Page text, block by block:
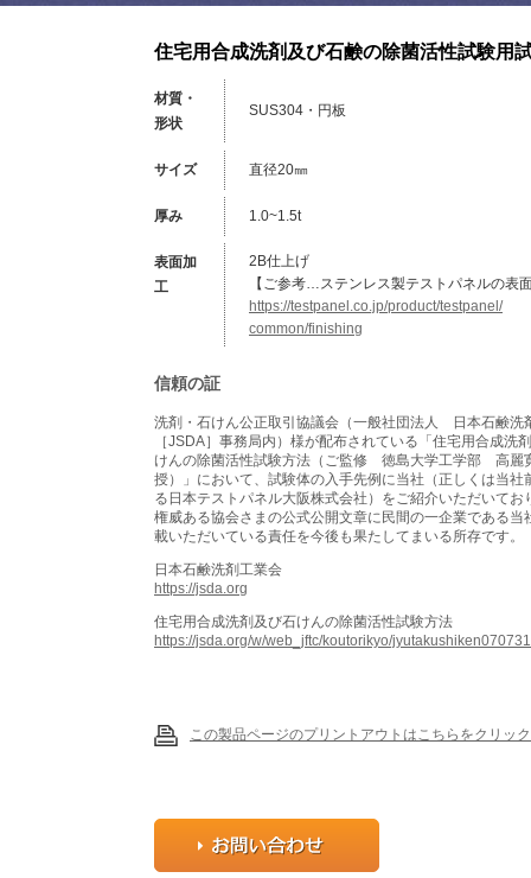
住宅用合成洗剤及び石鹸の除菌活性試験用
材質・
形状
SUS304・円板
サイズ 直径20㎜
厚み 1.0~1.5t
表面加
工
2B仕上げ
【ご参考…ステンレス製テストパネルの表
https://testpanel.co.jp/product/testpanel/
common/finishing
信頼の証
洗剤・石けん公正取引協議会（一般社団法人 日本石鹸洗
［JSDA］事務局内）様が配布されている「住宅用合成洗
けんの除菌活性試験方法（ご監修 徳島大学工学部 高麗
授）」において、試験体の入手先例に当社（正しくは当社
る日本テストパネル大阪株式会社）をご紹介いただいてお
権威ある協会さまの公式公開文章に民間の一企業である当
載いただいている責任を今後も果たしてまいる所存です。
日本石鹸洗剤工業会
https://jsda.org
住宅用合成洗剤及び石けんの除菌活性試験方法
https://jsda.org/w/web_jftc/koutorikyo/
この製品ページのプリントアウトはこちらをクリック